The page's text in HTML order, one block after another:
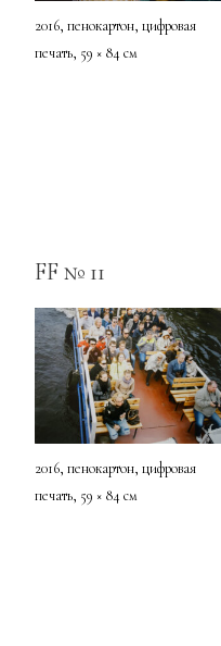
2016, пенокартон, цифровая
печать, 59 × 84 см
FF № 11
2016, пенокартон, цифровая
печать, 59 × 84 см